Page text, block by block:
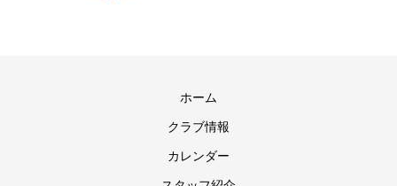
ホーム
クラブ情報
カレンダー